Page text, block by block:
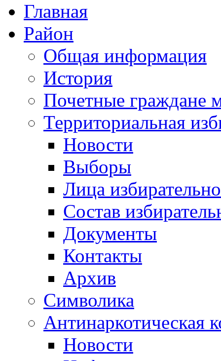
Главная
Район
Общая информация
История
Почетные граждане
Территориальная
Новости
Выборы
Лица
Состав
Документы
Контакты
Архив
Символика
Антинаркотическая
Новости